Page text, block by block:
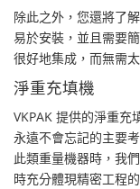
除此之外，您還將了
易於安裝，並且需要
很好地集成，而無需
淨重充填機
VKPAK 提供的淨重充
永遠不會忘記的主要
此類重量機器時，我
時充分體現精密工程